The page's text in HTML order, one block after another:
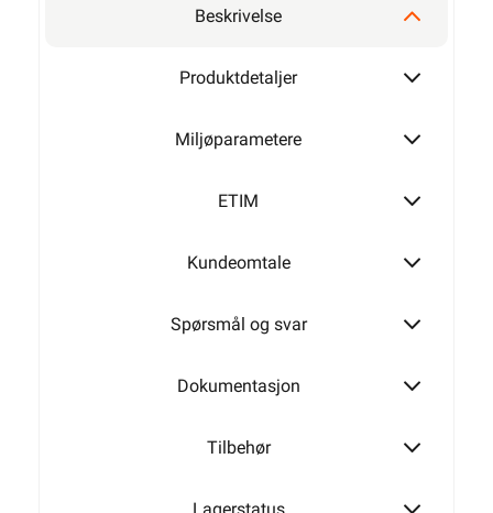
Beskrivelse
Produktdetaljer
Miljøparametere
ETIM
Kundeomtale
Spørsmål og svar
Dokumentasjon
Tilbehør